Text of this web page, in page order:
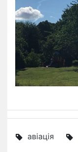
авіація